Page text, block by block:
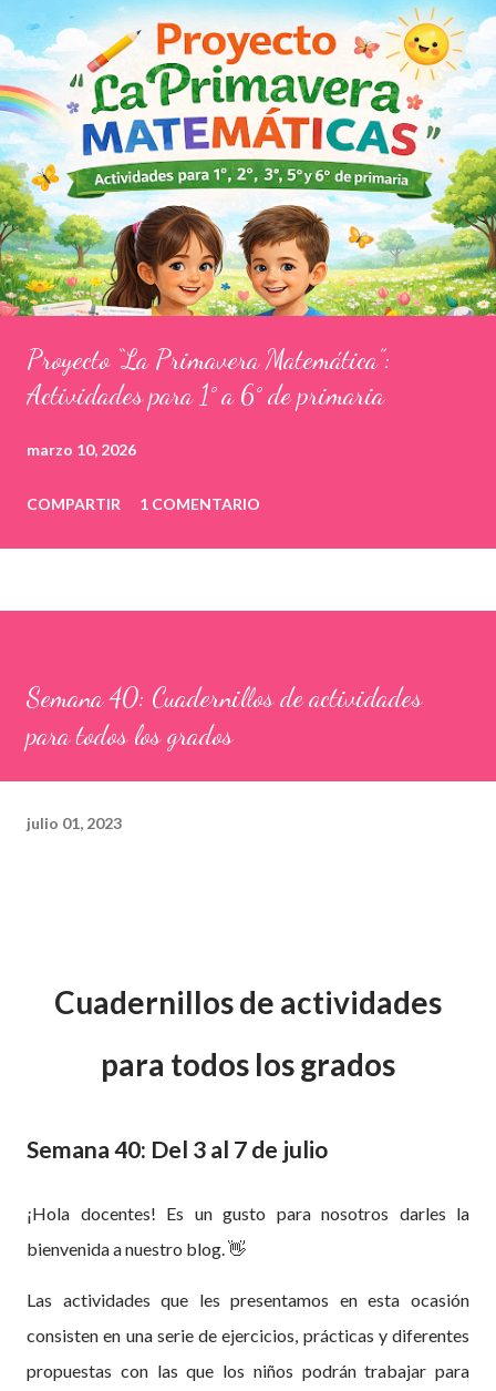
Proyecto “La Primavera Matemática”:
Actividades para 1° a 6° de primaria
marzo 10, 2026
COMPARTIR 1 COMENTARIO
Semana 40: Cuadernillos de actividades
para todos los grados
julio 01, 2023
Cuadernillos de actividades
para todos los grados
Semana 40: Del 3 al 7 de julio
¡Hola docentes! Es un gusto para nosotros darles la
bienvenida a nuestro blog. 👋
Las actividades que les presentamos en esta ocasión
consisten en una serie de ejercicios, prácticas y diferentes
propuestas con las que los niños podrán trabajar para